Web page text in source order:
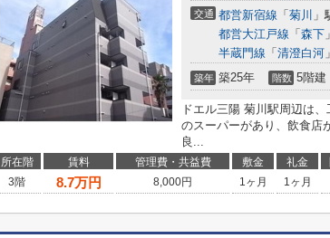
交通 都営新宿線 「 菊川 」
都営大江戸線 「 森下
半蔵門線 「 清澄白河
築年 築25年 階数 5階建
ドエル三陽 菊川駅周辺は
のスーパーがあり、飲食店
良...
所在階 賃料 管理費・共益費 敷金 礼金
3階
8.7万円 8,000円 1ヶ月 1ヶ月